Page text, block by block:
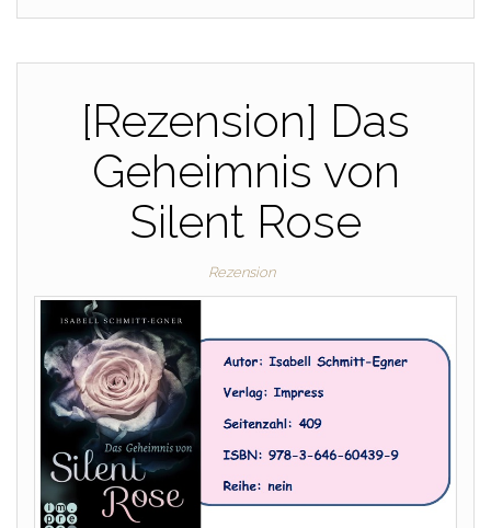
[Rezension] Das
Geheimnis von
Silent Rose
Rezension